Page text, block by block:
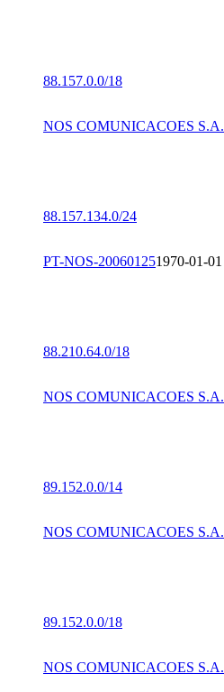
88.157.0.0/18
NOS COMUNICACOES S.A.
88.157.134.0/24
PT-NOS-200601251970-01-01
88.210.64.0/18
NOS COMUNICACOES S.A.
89.152.0.0/14
NOS COMUNICACOES S.A.
89.152.0.0/18
NOS COMUNICACOES S.A.